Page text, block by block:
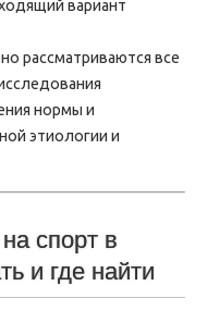
вариант
рассматриваются все
нормы и
этиологии и
спорт в
и где найти